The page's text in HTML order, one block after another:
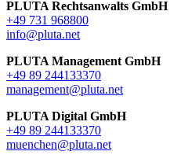
PLUTA Rechtsanwalts GmbH
+49 731 968800
info@pluta.net
PLUTA Management GmbH
+49 89 244133370
management@pluta.net
PLUTA Digital GmbH
+49 89 244133370
muenchen@pluta.net